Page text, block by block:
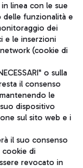
e
P.
linea con le sue
funzionalità e
dei
e le inserzioni
(cookie di
o sulla
il consenso
le
dispositivo
sul sito web e i
il suo consenso
cookie di
revocato in